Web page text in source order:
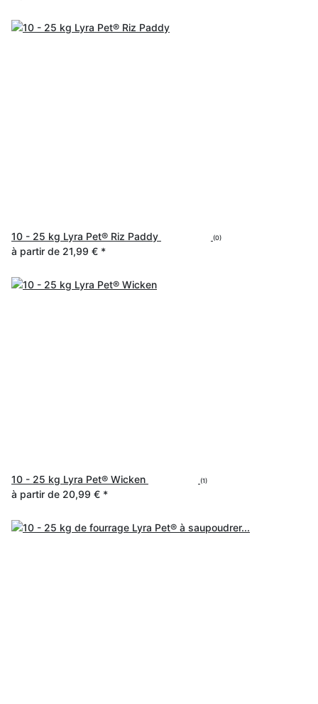
10 - 25 kg Lyra Pet® Riz Paddy (0)
à partir de 21,99 € *
10 - 25 kg Lyra Pet® Wicken (1)
à partir de 20,99 € *